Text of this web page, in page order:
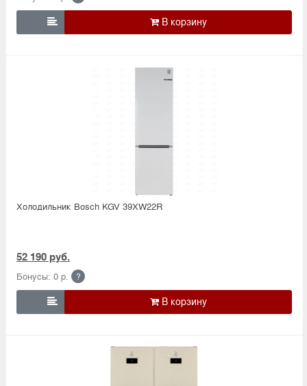

Холодильник Bosсh KGV 39XW22R
52 190 руб.
Бонусы: 0 р. ?
